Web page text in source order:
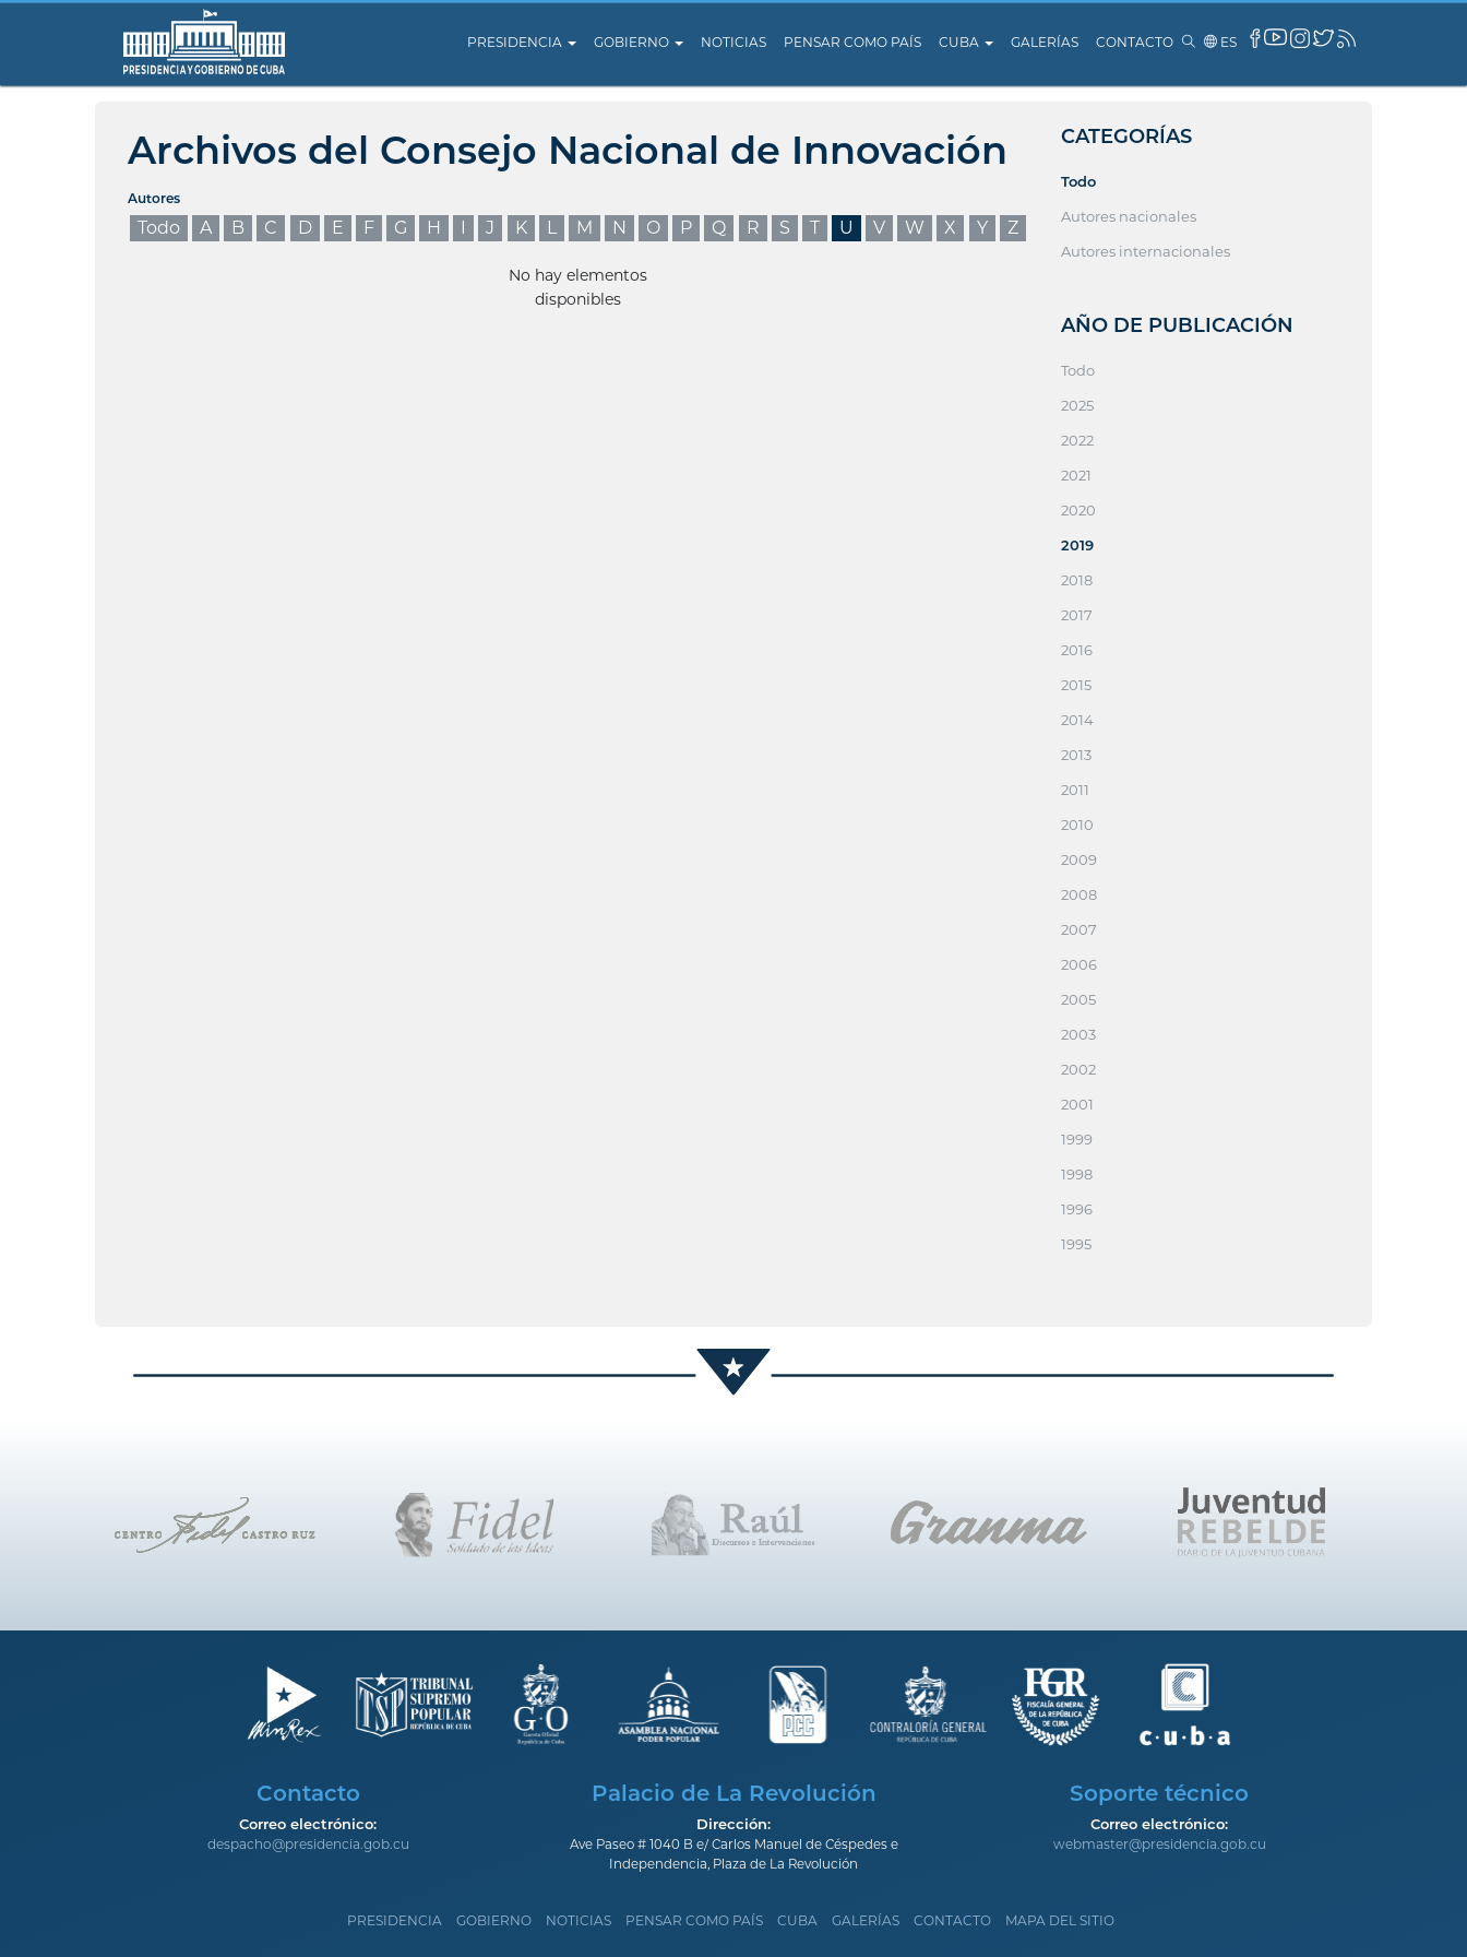
PRESIDENCIA GOBIERNO NOTICIAS PENSAR COMO PAÍS CUBA GALERÍAS CONTACTO ES
Archivos del Consejo Nacional de Innovación
Autores
Todo A B C D E F G H I J K L M N O P Q R S T U V W X Y Z
No hay elementos
disponibles
CATEGORÍAS
Todo
Autores nacionales
Autores internacionales
AÑO DE PUBLICACIÓN
Todo
2025
2022
2021
2020
2019
2018
2017
2016
2015
2014
2013
2011
2010
2009
2008
2007
2006
2005
2003
2002
2001
1999
1998
1996
1995
Contacto
Correo electrónico:
despacho@presidencia.gob.cu
Palacio de La Revolución
Dirección:
Ave Paseo # 1040 B e/ Carlos Manuel de Céspedes e
Independencia, Plaza de La Revolución
Soporte técnico
Correo electrónico:
webmaster@presidencia.gob.cu
PRESIDENCIA GOBIERNO NOTICIAS PENSAR COMO PAÍS CUBA GALERÍAS CONTACTO MAPA DEL SITIO